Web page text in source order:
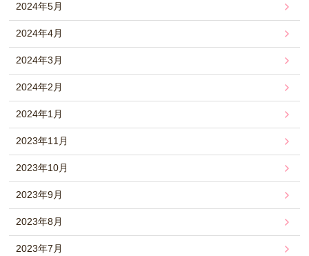
2024年5月
2024年4月
2024年3月
2024年2月
2024年1月
2023年11月
2023年10月
2023年9月
2023年8月
2023年7月